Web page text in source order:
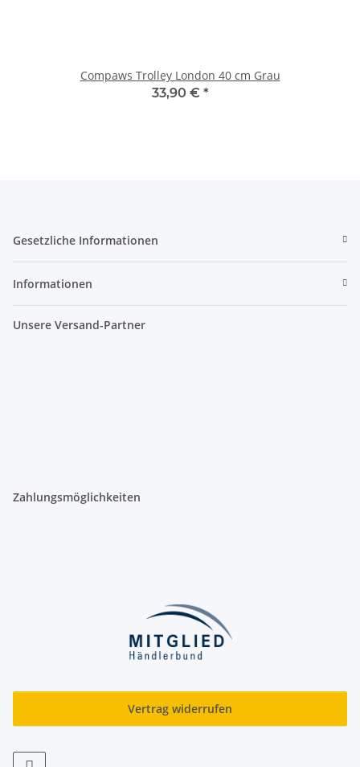
Compaws Trolley London 40 cm Grau
33,90 € *
Gesetzliche Informationen
Informationen
Unsere Versand-Partner
Zahlungsmöglichkeiten
Vertrag widerrufen